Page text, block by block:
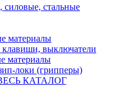
стальные
материалы
выключатели
материалы
локи (грипперы)
КАТАЛОГ